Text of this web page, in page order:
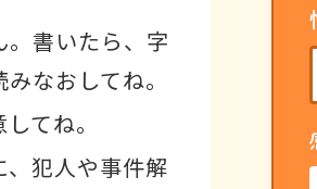
書いたら、字
なおしてね。
てね。
犯人や事件解